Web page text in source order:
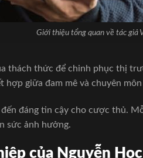
Giới thiệu tổng quan về tác giả
thách thức để chinh phục thị
hợp giữa đam mê và chuyên môn
đáng tin cậy cho cược thủ.
sức ảnh hưởng.
của Nguyễn